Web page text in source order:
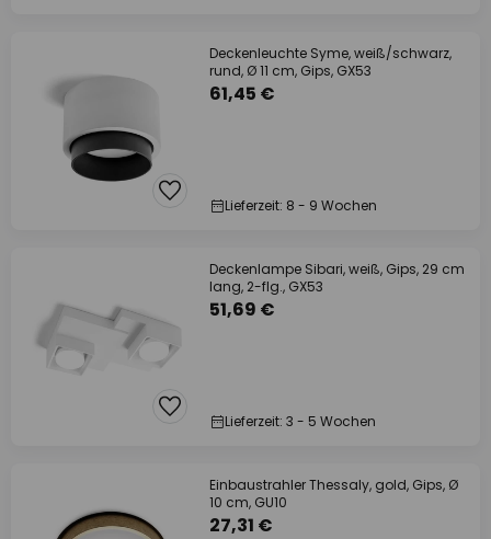
Deckenleuchte Syme, weiß/schwarz,
rund, Ø 11 cm, Gips, GX53
61,45 €
Lieferzeit: 8 - 9 Wochen
Deckenlampe Sibari, weiß, Gips, 29 cm
lang, 2-flg., GX53
51,69 €
Lieferzeit: 3 - 5 Wochen
Einbaustrahler Thessaly, gold, Gips, Ø
10 cm, GU10
27,31 €